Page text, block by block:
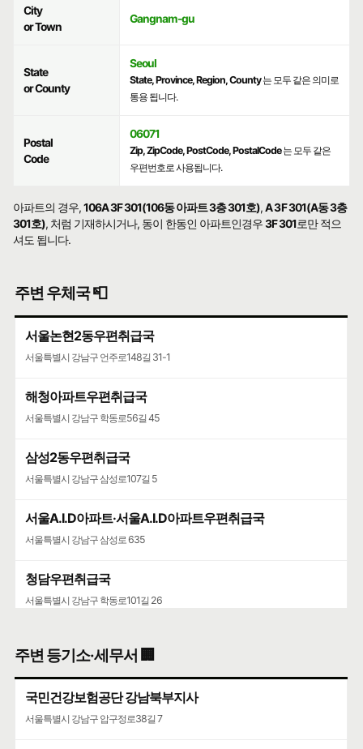
City
or Town
Gangnam-gu
State
or County
Seoul
State, Province, Region, County는 모두 같은 의미로
통용 됩니다.
Postal
Code
06071
Zip, ZipCode, PostCode, PostalCode는 모두 같은
우편번호로 사용됩니다.
아파트의 경우,106A 3F 301(106동 아파트 3층 301호),A 3F 301(A동 3층
301호), 처럼 기재하시거나, 동이 한동인 아파트인경우3F 301로만 적으
셔도 됩니다.
주변 우체국 📮
서울논현2동우편취급국
서울특별시 강남구 언주로148길 31-1
해청아파트우편취급국
서울특별시 강남구 학동로56길 45
삼성2동우편취급국
서울특별시 강남구 삼성로107길 5
서울A.I.D아파트·서울A.I.D아파트우편취급국
서울특별시 강남구 삼성로 635
청담우편취급국
서울특별시 강남구 학동로101길 26
서울특별시 강남구 도산대로 507
코엑스
서울특별시 강남구 영동대로 513
주변 등기소·세무서 🏢
국민건강보험공단 강남북부지사
서울특별시 강남구 압구정로38길 7